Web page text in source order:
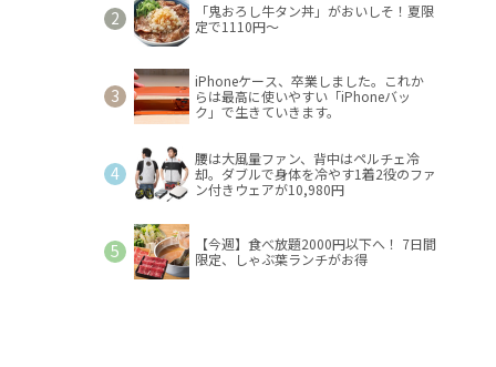
「鬼おろし牛タン丼」がおいしそ！夏限
定で1110円～
iPhoneケース、卒業しました。これか
らは最高に使いやすい「iPhoneバッ
ク」で生きていきます。
腰は大風量ファン、背中はペルチェ冷
却。ダブルで身体を冷やす1着2役のファ
ン付きウェアが10,980円
【今週】食べ放題2000円以下へ！ 7日間
限定、しゃぶ葉ランチがお得